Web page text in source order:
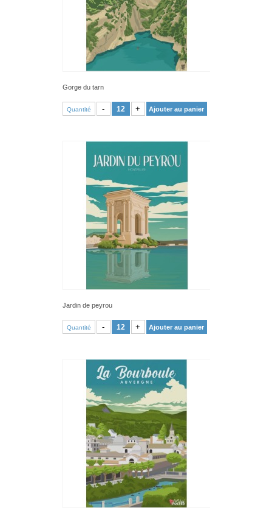
Gorge du tarn
Quantité - + Ajouter au panier
Jardin de peyrou
Quantité - + Ajouter au panier